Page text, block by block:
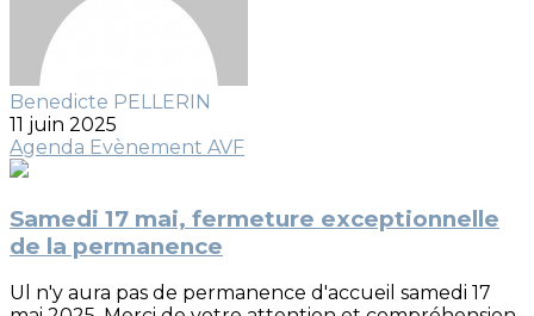
Benedicte PELLERIN
11 juin 2025
Agenda Evènement AVF
Samedi 17 mai, fermeture exceptionnelle
de la permanence
Ul n'y aura pas de permanence d'accueil samedi 17